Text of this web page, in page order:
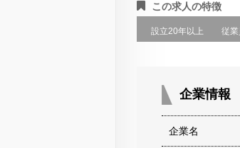
この求人の特徴
設立20年以上 従
企業情報
企業名